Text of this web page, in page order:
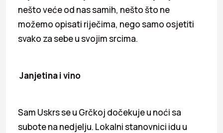
nešto veće od nas samih, nešto što ne
možemo opisati riječima, nego samo osjetiti
svako za sebe u svojim srcima.
Janjetina i vino
Sam Uskrs se u Grčkoj dočekuje u noći sa
subote na nedjelju. Lokalni stanovnici idu u